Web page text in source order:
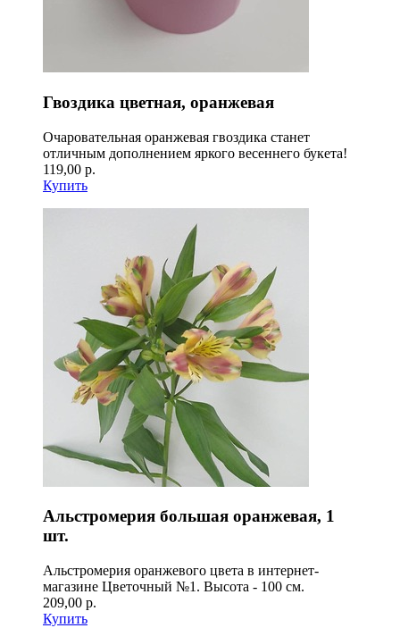
Гвоздика цветная, оранжевая
Очаровательная оранжевая гвоздика станет
отличным дополнением яркого весеннего букета!
119,00 р.
Купить
Альстромерия большая оранжевая, 1
шт.
Альстромерия оранжевого цвета в интернет-
магазине Цветочный №1. Высота - 100 см.
209,00 р.
Купить